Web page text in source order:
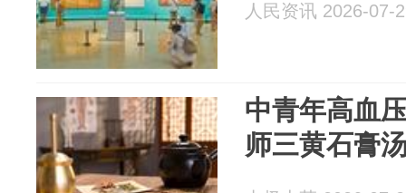
人民资讯 2026-07-
中青年高血
师三黄石膏